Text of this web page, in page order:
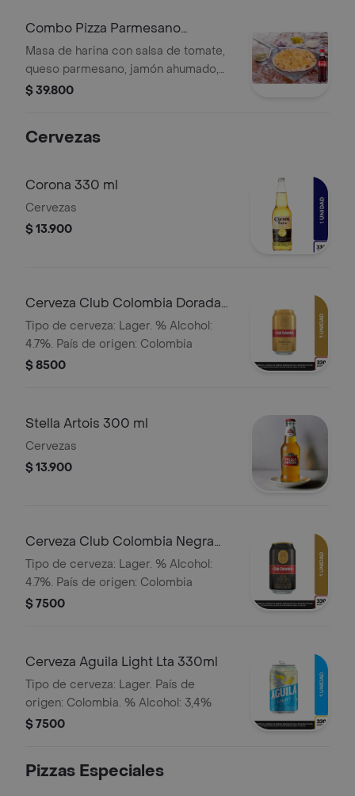
Combo Pizza Parmesano
+Cocacola Orig 400ml
Masa de harina con salsa de tomate,
queso parmesano, jamón ahumado,
pollo horneado, champiñón y orégano,
$ 39.800
Cervezas
Corona 330 ml
Cervezas
$ 13.900
Cerveza Club Colombia Dorada
Lta 330ml
Tipo de cerveza: Lager. % Alcohol:
4.7%. País de origen: Colombia
$ 8500
Stella Artois 300 ml
Cervezas
$ 13.900
Cerveza Club Colombia Negra
Lta 330ml
Tipo de cerveza: Lager. % Alcohol:
4.7%. País de origen: Colombia
$ 7500
Cerveza Aguila Light Lta 330ml
Tipo de cerveza: Lager. País de
origen: Colombia. % Alcohol: 3,4%
$ 7500
Pizzas Especiales